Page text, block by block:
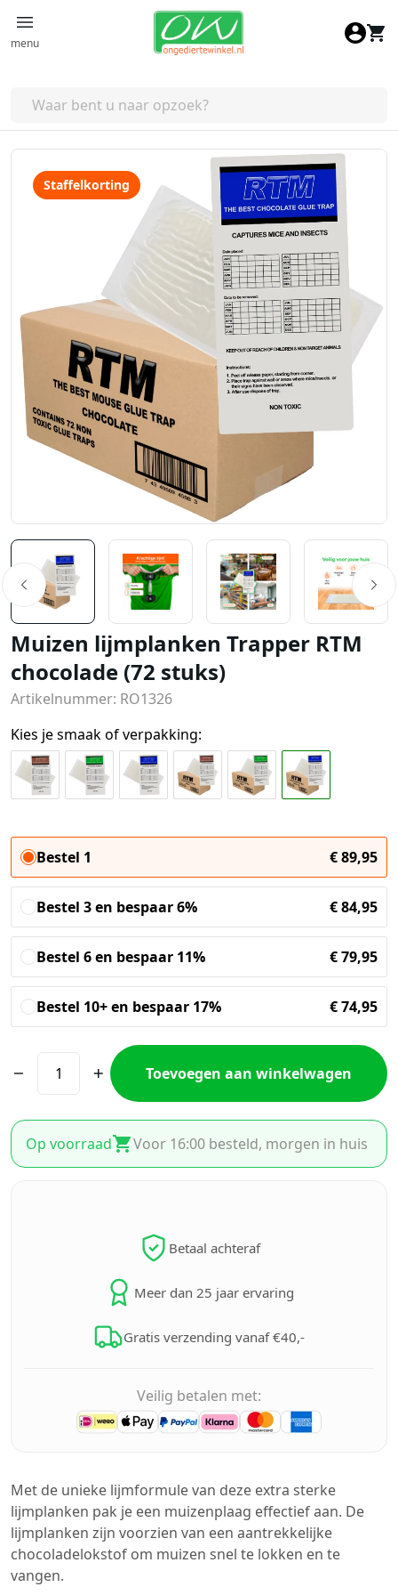
menu
Staffelkorting
Muizen lijmplanken Trapper RTM
chocolade (72 stuks)
Artikelnummer: RO1326
Kies je smaak of verpakking:
Bestel 1 €89,95
Bestel 3 en bespaar 6% €84,95
Bestel 6 en bespaar 11% €79,95
Bestel 10+ en bespaar 17% €74,95
Toevoegen aan winkelwagen
Op voorraad Voor 16:00 besteld, morgen in huis
Betaal achteraf
Meer dan 25 jaar ervaring
Gratis verzending vanaf €40,-
Veilig betalen met:
Met de unieke lijmformule van deze extra sterke
lijmplanken pak je een muizenplaag effectief aan. De
lijmplanken zijn voorzien van een aantrekkelijke
chocoladelokstof om muizen snel te lokken en te
vangen.